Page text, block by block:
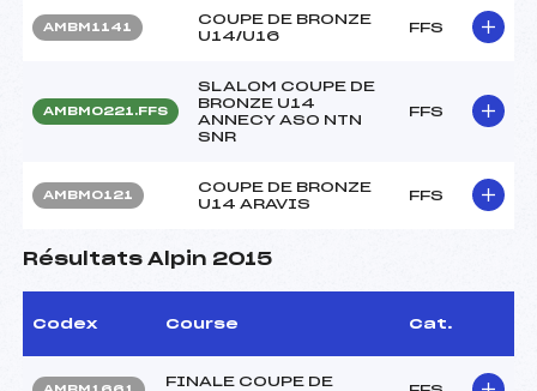
AMBM1141
COUPE DE BRONZE
U14/U16
FFS
AMBM0221.FFS
SLALOM COUPE DE
BRONZE U14
ANNECY ASO NTN
SNR
FFS
AMBM0121
COUPE DE BRONZE
U14 ARAVIS
FFS
Résultats Alpin 2015
Codex Course Cat.
FINALE COUPE DE